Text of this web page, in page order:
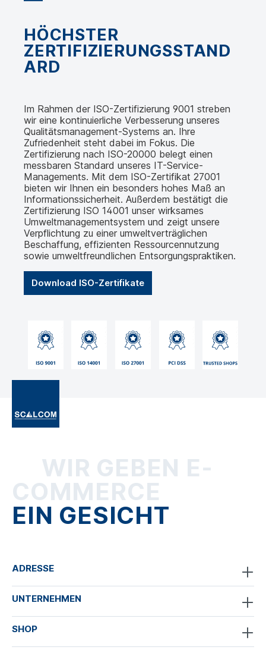
HÖCHSTER
ZERTIFIZIERUNGSSTAND
ARD
Im Rahmen der ISO-Zertifizierung 9001 streben
wir eine kontinuierliche Verbesserung unseres
Qualitätsmanagement-Systems an. Ihre
Zufriedenheit steht dabei im Fokus. Die
Zertifizierung nach ISO-20000 belegt einen
messbaren Standard unseres IT-Service-
Managements. Mit dem ISO-Zertifikat 27001
bieten wir Ihnen ein besonders hohes Maß an
Informationssicherheit. Außerdem bestätigt die
Zertifizierung ISO 14001 unser wirksames
Umweltmanagementsystem und zeigt unsere
Verpflichtung zu einer umweltverträglichen
Beschaffung, effizienten Ressourcennutzung
sowie umweltfreundlichen Entsorgungspraktiken.
Download ISO-Zertifikate
WIR GEBEN E-
COMMERCE
EIN GESICHT
ADRESSE
UNTERNEHMEN
SHOP